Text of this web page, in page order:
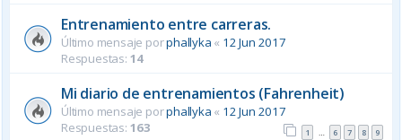
Entrenamiento entre carreras.
Último mensaje porphallyka « 12 Jun 2017
Respuestas: 14
Mi diario de entrenamientos (Fahrenheit)
Último mensaje porphallyka « 12 Jun 2017
Respuestas: 163 1 … 6 7 8 9